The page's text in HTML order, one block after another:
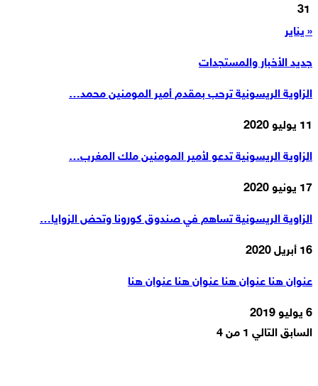
31
« يناير
جديد الأخبار والمستجدات
الزاوية الريسونية ترحب بمقدم أمير المومنين محمد…
11 يوليو 2020
الزاوية الريسونية تدعو لأمير المومنين ملك المغرب…
17 يونيو 2020
الزاوية الريسونية تساهم في صندوق كورونا وتحض الزوايا…
16 أبريل 2020
عنوان هنا عنوان هنا عنوان هنا عنوان هنا
6 يوليو 2019
السابق التالي 1 من 4